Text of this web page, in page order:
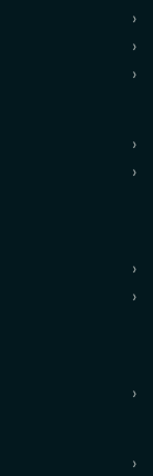
›
›
›
›
›
›
›
›
›